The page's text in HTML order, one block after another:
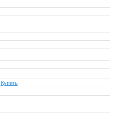
Купить